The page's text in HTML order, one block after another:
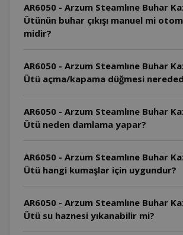
AR6050 - Arzum Steamlıne Buhar
Ütünün buhar çıkışı manuel mi
midir?
AR6050 - Arzum Steamlıne Buhar
Ütü açma/kapama düğmesi
AR6050 - Arzum Steamlıne Buhar
Ütü neden damlama yapar?
AR6050 - Arzum Steamlıne Buhar
Ütü hangi kumaşlar için uygundur?
AR6050 - Arzum Steamlıne Buhar
Ütü su haznesi yıkanabilir mi?